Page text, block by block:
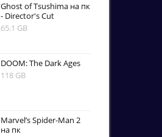
Ghost of Tsushima на пк
- Director's Cut
65.1 GB
DOOM: The Dark Ages
118 GB
Marvel’s Spider-Man 2
на пк